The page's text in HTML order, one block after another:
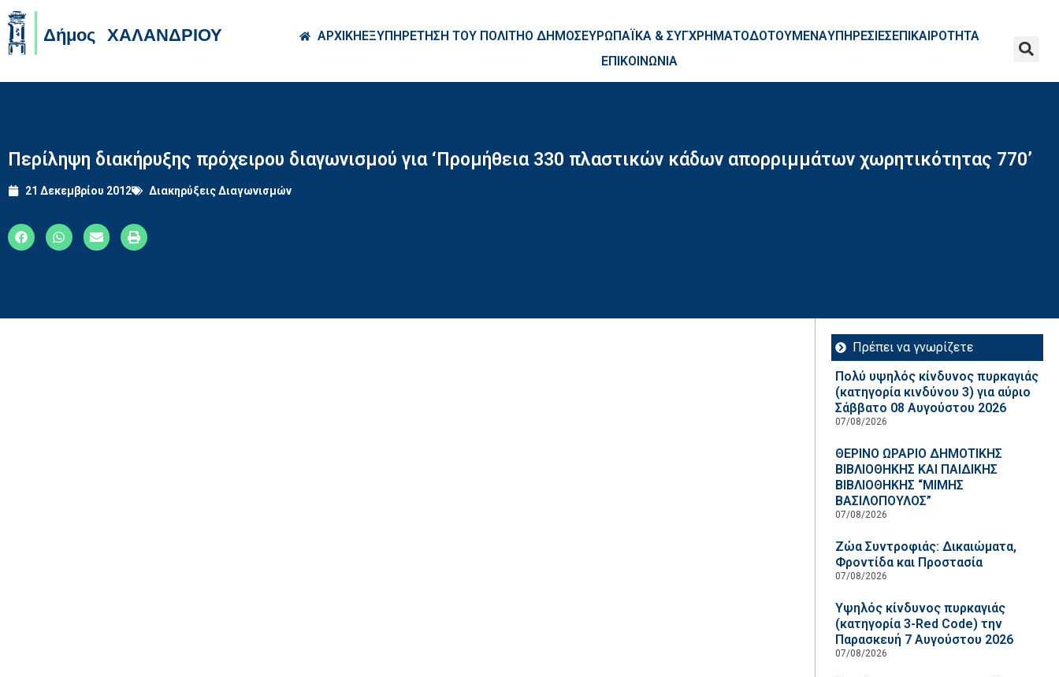
ΑΡΧΙΚΗΕΞΥΠΗΡΕΤΗΣΗ ΤΟΥ ΠΟΛΙΤΗΟ ΔΗΜΟΣΕΥΡΩΠΑΪΚΑ & ΣΥΓΧΡΗΜΑΤΟΔΟΤΟΥΜΕΝΑΥΠΗΡΕΣΙΕΣΕΠΙΚΑΙΡΟΤΗΤΑ
ΕΠΙΚΟΙΝΩΝΙΑ
Περίληψη διακήρυξης πρόχειρου διαγωνισμού για ‘Προμήθεια 330 πλαστικών κάδων απορριμμάτων χωρητικότητας 770’
21 Δεκεμβρίου 2012 Διακηρύξεις Διαγωνισμών
Πρέπει να γνωρίζετε
Πολύ υψηλός κίνδυνος πυρκαγιάς
(κατηγορία κινδύνου 3) για αύριο
Σάββατο 08 Αυγούστου 2026
07/08/2026
ΘΕΡΙΝΟ ΩΡΑΡΙΟ ΔΗΜΟΤΙΚΗΣ
ΒΙΒΛΙΟΘΗΚΗΣ ΚΑΙ ΠΑΙΔΙΚΗΣ
ΒΙΒΛΙΟΘΗΚΗΣ “ΜΙΜΗΣ
ΒΑΣΙΛΟΠΟΥΛΟΣ”
07/08/2026
Ζώα Συντροφιάς: Δικαιώματα,
Φροντίδα και Προστασία
07/08/2026
Υψηλός κίνδυνος πυρκαγιάς
(κατηγορία 3-Red Code) την
Παρασκευή 7 Αυγούστου 2026
07/08/2026